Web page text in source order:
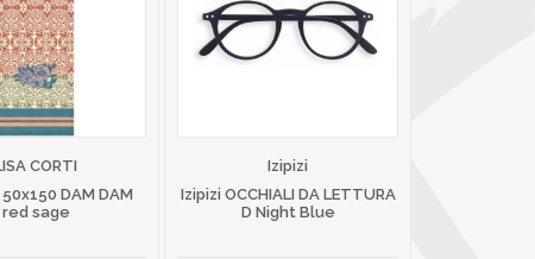
CORTI
50x150 DAM DAM
red sage
Izipizi
Izipizi OCCHIALI DA LETTURA
D Night Blue